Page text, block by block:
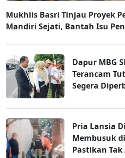
Mukhlis Basri Tinjau Proyek
Mandiri Sejati, Bantah Isu
Dapur MBG
Terancam
Segera
Pria Lansia
Membusuk
Pastikan Tak